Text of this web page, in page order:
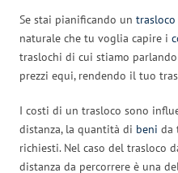
Se stai pianificando un trasloco
naturale che tu voglia capire i
traslochi di cui stiamo
prezzi equi, rendendo il tuo
I costi di un trasloco sono
distanza, la quantità di beni da
richiesti. Nel caso del trasloco
distanza da percorrere è una